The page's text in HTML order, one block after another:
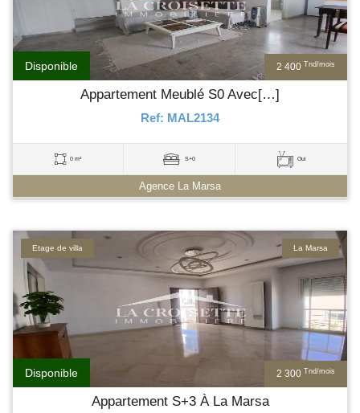
2 400 Tnd/mois
Disponible
Appartement Meublé S0 Avec[…]
Ref: MAL2134
0 m² S+0 Oui
Agence La Marsa
2 300 Tnd/mois
Disponible
La Marsa
Etage de villa
Appartement S+3 À La Marsa